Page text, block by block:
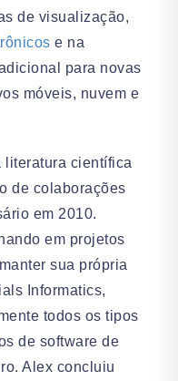
de visualização,
e na
para novas
móveis, nuvem e
literatura científica
de colaborações
em 2010.
em projetos
sua própria
Informatics,
todos os tipos
de software de
Alex concluiu